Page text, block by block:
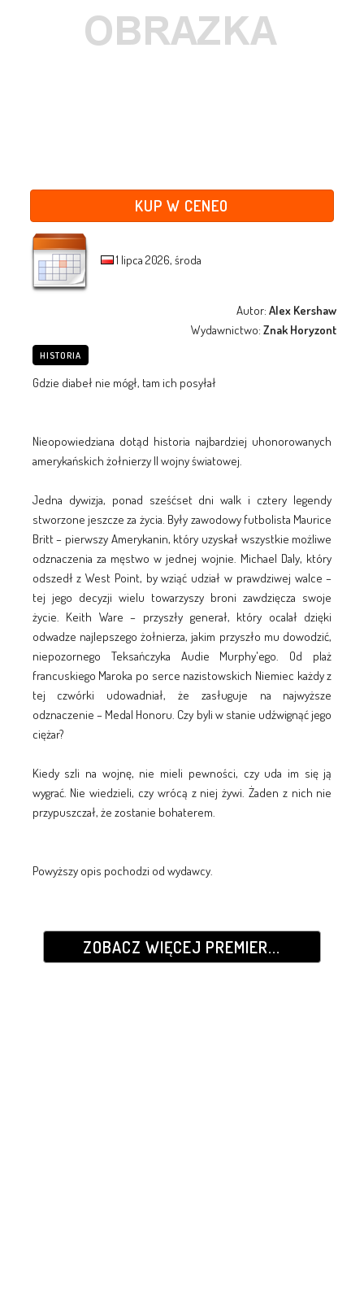
KUP W CENEO
1 lipca 2026, środa
Autor:Alex Kershaw
Wydawnictwo:Znak Horyzont
HISTORIA
Gdzie diabeł nie mógł, tam ich posyłał
Nieopowiedziana dotąd historia najbardziej uhonorowanych
amerykańskich żołnierzy II wojny światowej.
Jedna dywizja, ponad sześćset dni walk i cztery legendy
stworzone jeszcze za życia. Były zawodowy futbolista Maurice
Britt – pierwszy Amerykanin, który uzyskał wszystkie możliwe
odznaczenia za męstwo w jednej wojnie. Michael Daly, który
odszedł z West Point, by wziąć udział w prawdziwej walce –
tej jego decyzji wielu towarzyszy broni zawdzięcza swoje
życie. Keith Ware – przyszły generał, który ocalał dzięki
odwadze najlepszego żołnierza, jakim przyszło mu dowodzić,
niepozornego Teksańczyka Audie Murphy'ego. Od plaż
francuskiego Maroka po serce nazistowskich Niemiec każdy z
tej czwórki udowadniał, że zasługuje na najwyższe
odznaczenie – Medal Honoru. Czy byli w stanie udźwignąć jego
ciężar?
Kiedy szli na wojnę, nie mieli pewności, czy uda im się ją
wygrać. Nie wiedzieli, czy wrócą z niej żywi. Żaden z nich nie
przypuszczał, że zostanie bohaterem.
Powyższy opis pochodzi od wydawcy.
ZOBACZ WIĘCEJ PREMIER...